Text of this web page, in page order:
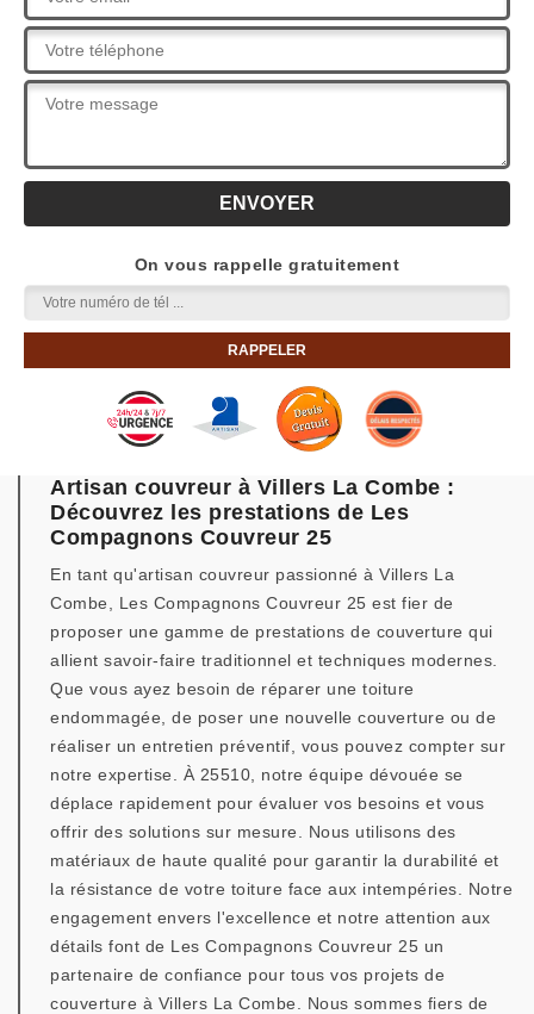
On vous rappelle gratuitement
Artisan couvreur à Villers La Combe :
Découvrez les prestations de Les
Compagnons Couvreur 25
En tant qu'artisan couvreur passionné à Villers La
Combe, Les Compagnons Couvreur 25 est fier de
proposer une gamme de prestations de couverture qui
allient savoir-faire traditionnel et techniques modernes.
Que vous ayez besoin de réparer une toiture
endommagée, de poser une nouvelle couverture ou de
réaliser un entretien préventif, vous pouvez compter sur
notre expertise. À 25510, notre équipe dévouée se
déplace rapidement pour évaluer vos besoins et vous
offrir des solutions sur mesure. Nous utilisons des
matériaux de haute qualité pour garantir la durabilité et
la résistance de votre toiture face aux intempéries. Notre
engagement envers l'excellence et notre attention aux
détails font de Les Compagnons Couvreur 25 un
partenaire de confiance pour tous vos projets de
couverture à Villers La Combe. Nous sommes fiers de